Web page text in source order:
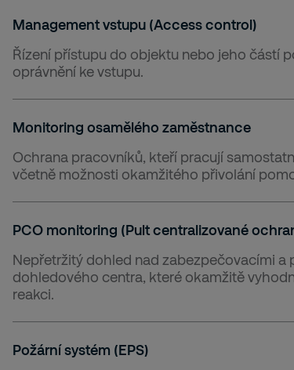
Management vstupu (Access control)
Řízení přístupu do objektu nebo jeho částí
oprávnění ke vstupu.
Monitoring osamělého zaměstnance
Ochrana pracovníků, kteří pracují
včetně možnosti okamžitého přivolání
PCO monitoring (Pult centralizované
Nepřetržitý dohled nad zabezpečovacími
dohledového centra, které okamžitě
reakci.
Požární systém (EPS)